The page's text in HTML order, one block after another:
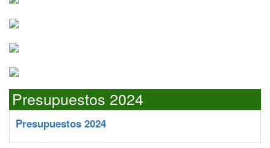
Presupuestos 2024
Presupuestos 2024